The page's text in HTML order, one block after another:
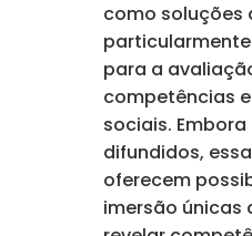
como soluções
para a
competências
sociais.
difundidos,
oferecem
imersão únicas